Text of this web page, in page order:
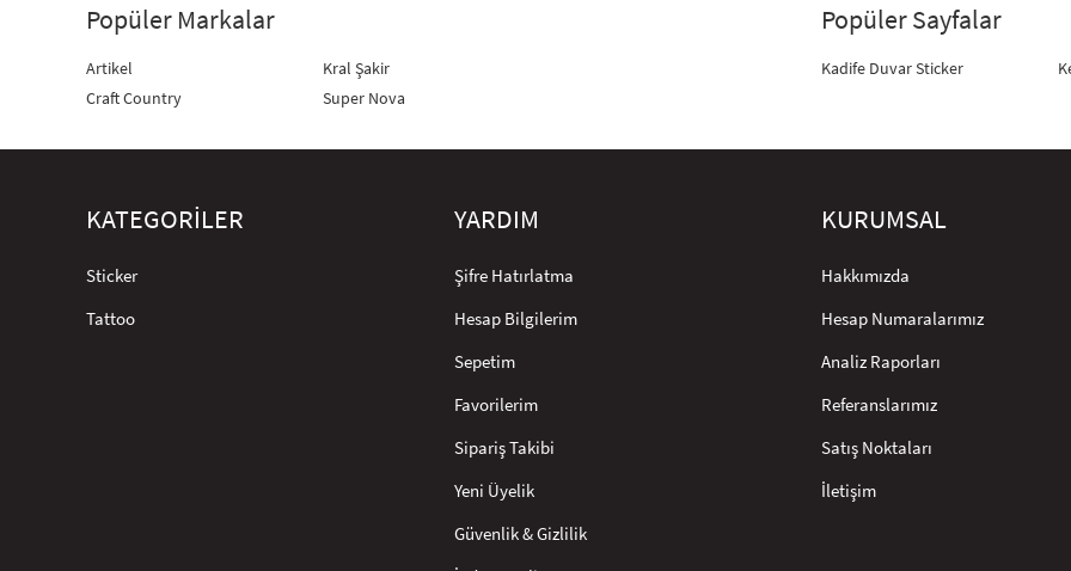
Popüler Markalar
Artikel
Craft Country
Kral Şakir
Super Nova
Popüler Sayfalar
Kadife Duvar Sticker
KATEGORİLER
Sticker
Tattoo
YARDIM
Şifre Hatırlatma
Hesap Bilgilerim
Sepetim
Favorilerim
Sipariş Takibi
Yeni Üyelik
Güvenlik & Gizlilik
KURUMSAL
Hakkımızda
Hesap Numaralarımız
Analiz Raporları
Referanslarımız
Satış Noktaları
İletişim